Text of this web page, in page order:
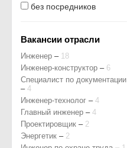
без посредников
Вакансии отрасли
Инженер – 18
Инженер-конструктор – 6
Специалист по документации
– 4
Инженер-технолог – 4
Главный инженер – 4
Проектировщик – 2
Энергетик – 2